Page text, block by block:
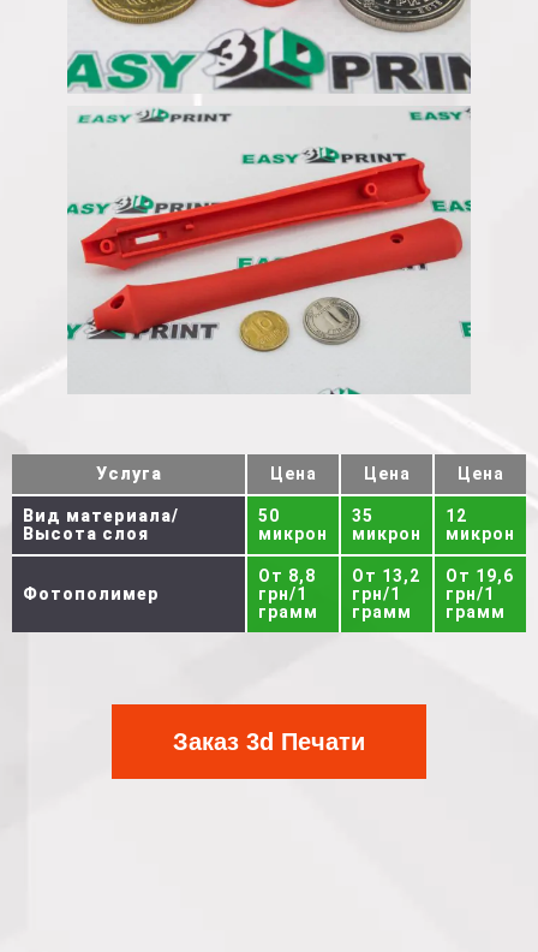
Услуга Цена Цена Цена
Вид материала/
Высота слоя
50
микрон
35
микрон
12
микрон
Фотополимер
От 8,8
грн/1
грамм
От 13,2
грн/1
грамм
От 19,6
грн/1
грамм
Заказ 3d Печати